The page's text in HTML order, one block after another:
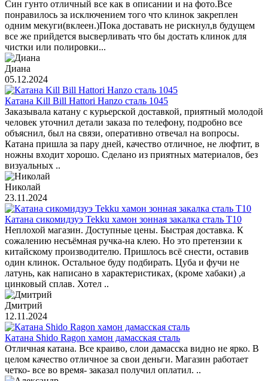
Син гунто отличный все как в описании и на фото.Все
понравилось за исключением того что клинок закреплен
одним мекуги(вклеен.)Пока доставать не рискнул,в будущем
все же прийдется высверливать что бы достать клинок для
чистки или полировки...
Диана
05.12.2024
Катана Kill Bill Hattori Hanzo сталь 1045
Заказывала катану с курьерской доставкой, приятный молодой
человек уточнил детали заказа по телефону, подробно все
объяснил, был на связи, оперативно отвечал на вопросы.
Катана пришла за пару дней, качество отличное, не люфтит, в
ножны входит хорошо. Сделано из приятных материалов, без
визуальных ..
Николай
23.11.2024
Катана сикомидзуэ Tekku хамон зонная закалка сталь T10
Неплохой магазин. Доступные цены. Быстрая доставка. К
сожалению несъёмная ручка-на клею. Но это претензии к
китайскому производителю. Пришлось всё снести, оставив
один клинок. Остальное буду подбирать. Цуба и фучи не
латунь, как написано в характеристиках, (кроме хабаки) ,а
цинковый сплав. Хотел ..
Дмитрий
12.11.2024
Катана Shido Ragon хамон дамасская сталь
Отличная катана. Все краиво, слои дамасска видно не ярко. В
целом качество отличное за свои деньги. Магазин работает
четко- все во время- заказал получил оплатил. ..